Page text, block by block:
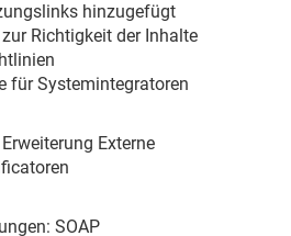
hinzugefügt
Richtigkeit der Inhalte
für Systemintegratoren
Externe
SOAP